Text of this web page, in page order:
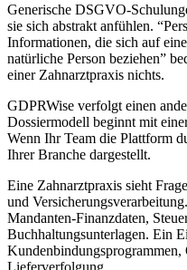
Generische DSGVO-
sie sich abstrakt anfühlen.
Informationen, die sich auf
natürliche Person beziehen”
einer Zahnarztpraxis nichts.
GDPRWise verfolgt einen
Dossiermodell beginnt mit
Wenn Ihr Team die Plattform
Ihrer Branche dargestellt.
Eine Zahnarztpraxis sieht
und
Mandanten-Finanzdaten,
Buchhaltungsunterlagen. Ein
Lieferverfolgung.